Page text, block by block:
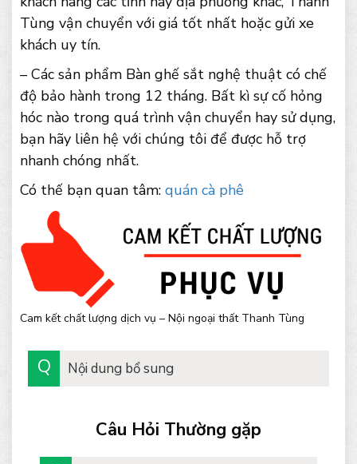
Tùng vận chuyển với giá tốt nhất hoặc gửi xe
khách uy tín.
– Các sản phẩm Bàn ghế sắt nghệ thuật có chế
độ bảo hành trong 12 tháng. Bất kì sự cố hỏng
hóc nào trong quá trình vận chuyển hay sử dụng,
bạn hãy liên hệ với chúng tôi để được hỗ trợ
nhanh chóng nhất.
Có thế bạn quan tâm: quán cà phê
Cam kết chất lượng dịch vụ – Nội ngoại thất Thanh Tùng
Nội dung bổ sung
Câu Hỏi Thường gặp